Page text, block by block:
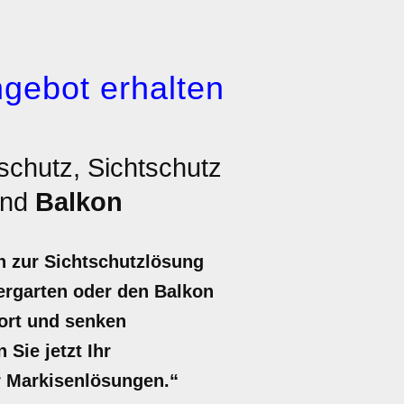
erhalten
Sichtschutz
Balkon
zur Sichtschutzlösung
oder den Balkon
und senken
Sie jetzt Ihr